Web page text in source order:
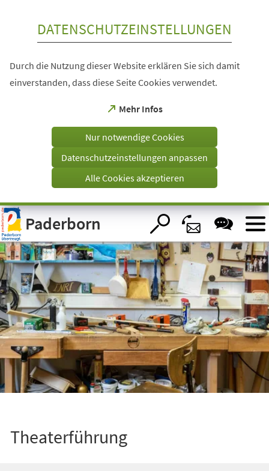
Visuelle
Assistenzsoftware
öffnen.
DATENSCHUTZEINSTELLUNGEN
Durch die Nutzung dieser Website erklären Sie sich damit
einverstanden, dass diese Seite Cookies verwendet.
Mehr Infos
(Öffnet
einem
Tab)
Nur notwendige Cookies
Datenschutzeinstellungen anpassen
Alle Cookies akzeptieren
Paderborn
Theaterführung